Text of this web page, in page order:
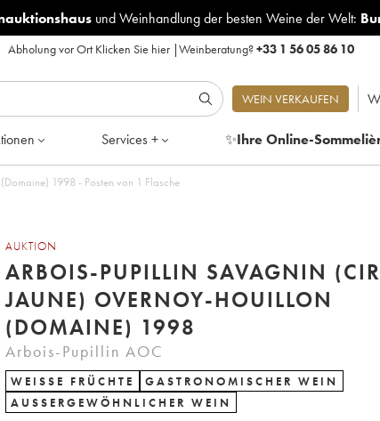
und Weinhandlung der besten Weine der Welt:
Abholung vor Ort Klicken Sie hier|Weinberatung?+33 1 56 05 86 10
WEIN VERKAUFEN
Services + ✨Ihre Online-
1998 - Posten von 1 Flasche
AUKTION
ARBOIS-PUPILLIN SAVAGNIN
JAUNE) OVERNOY-HOUILLON
(DOMAINE) 1998
Arbois-Pupillin AOC
WEISSE FRÜCHTE
GASTRONOMISCHER WEIN
AUSSERGEWÖHNLICHER WEIN